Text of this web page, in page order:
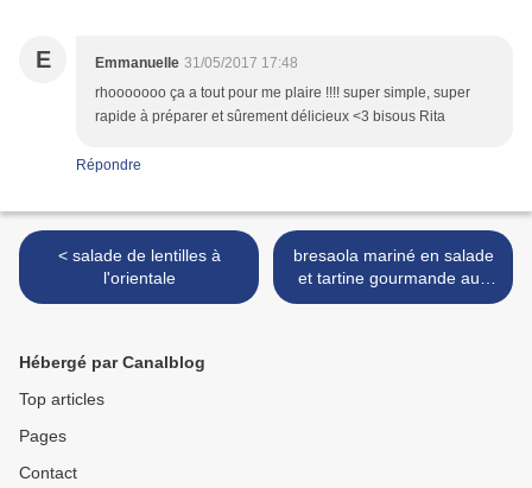
E Emmanuelle 31/05/2017 17:48
rhooooooo ça a tout pour me plaire !!!! super simple, super
rapide à préparer et sûrement délicieux <3 bisous Rita
Répondre
< salade de lentilles à
l'orientale
bresaola mariné en salade
et tartine gourmande aux
olives >
Hébergé par Canalblog
Top articles
Pages
Contact